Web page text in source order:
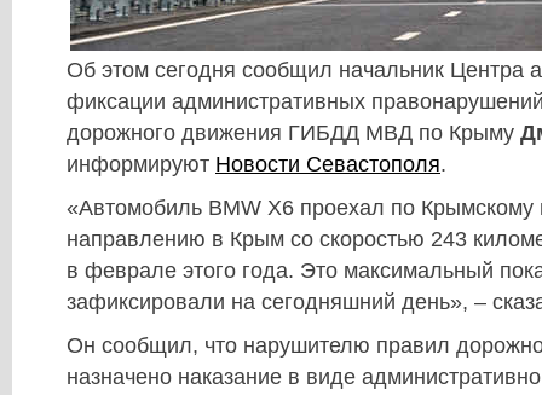
Об этом сегодня сообщил начальник Центра
фиксации административных
дорожного движения ГИБДД МВД по Крыму
информируют Новости Севастополя.
«Автомобиль BMW X6 проехал по Крымскому
направлению в Крым со скоростью 243
в феврале этого года. Это максимальный
зафиксировали на сегодняшний день», –
Он сообщил, что нарушителю правил
назначено наказание в виде